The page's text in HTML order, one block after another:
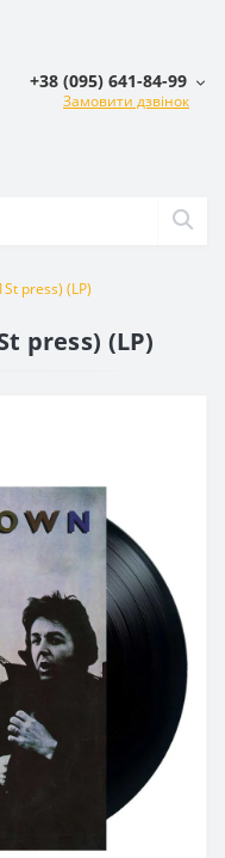
+38 (095) 641-84-99
Замовити дзвінок
press) (LP)
press) (LP)